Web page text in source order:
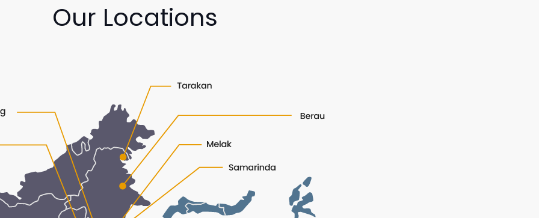
Our Locations